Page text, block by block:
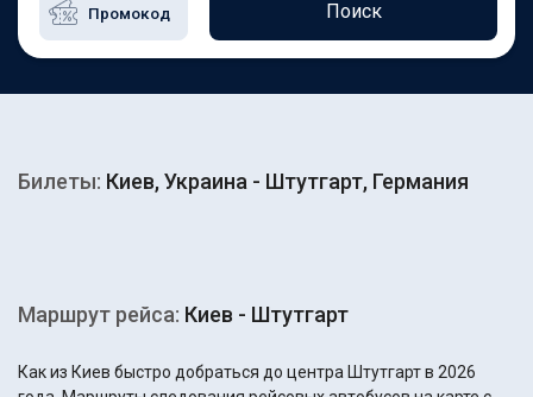
Поиск
Билеты: Киев, Украина - Штутгарт, Германия
Маршрут рейса: Киев - Штутгарт
Как из Киев быстро добраться до центра Штутгарт в 2026